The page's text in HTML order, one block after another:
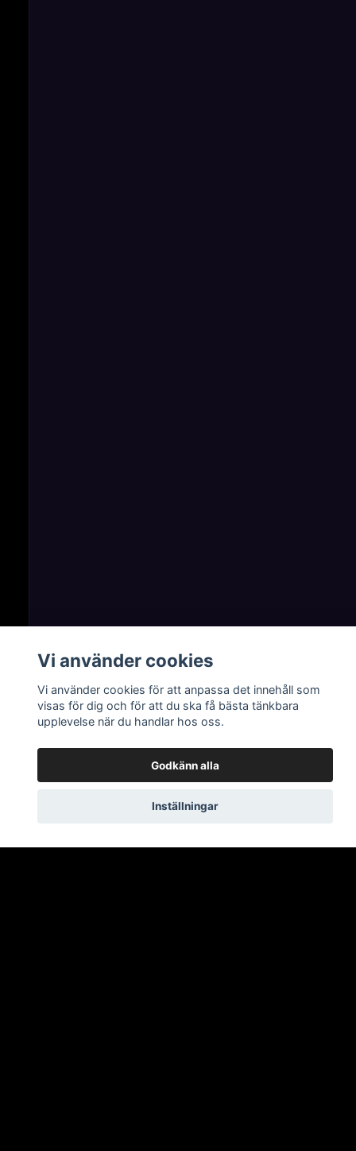
Vi använder cookies
Vi använder cookies för att anpassa det innehåll som
visas för dig och för att du ska få bästa tänkbara
upplevelse när du handlar hos oss.
Godkänn alla
Inställningar